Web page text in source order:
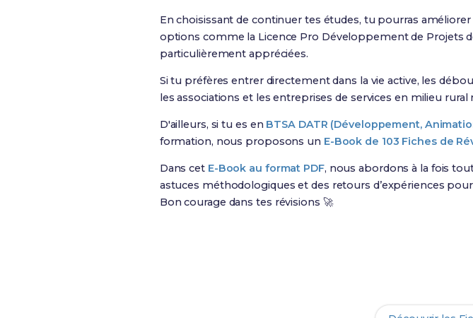
En choisissant de continuer tes études, tu pourras
options comme la Licence Pro Développement de Projets
particulièrement appréciées.
Si tu préfères entrer directement dans la vie active, les
les associations et les entreprises de services en milieu
D'ailleurs, si tu es en BTSA DATR (Développement,
formation, nous proposons un E-Book de 103 Fiches de
Dans cet E-Book au format PDF, nous abordons à la fois
astuces méthodologiques et des retours d’expériences
Bon courage dans tes révisions 🚀